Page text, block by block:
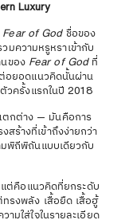
Luxury
Fear of Godชื่อของ
มความหรูหราเข้ากับ
นของ Fear of Godที่
ต่อยอดแนวคิดนั้นผ่าน
วครั้งแรกในปี 2018
ตกต่าง — มันคือการ
งสร้างที่เข้าถึงง่ายกว่า
พิถีพิถันแบบเดียวกับ
แต่คือแนวคิดที่ยกระดับ
รงพลัง เสื้อยืด เสื้อฮู้
มใส่ใจในรายละเอียด